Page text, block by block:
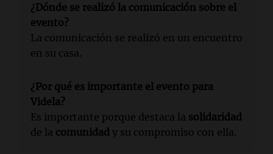
¿Dónde se realizó la comunicación sobre el
evento?
La comunicación se realizó en un encuentro
en su casa.
¿Por qué es importante el evento para
Videla?
Es importante porque destaca la solidaridad
de la comunidad y su compromiso con ella.